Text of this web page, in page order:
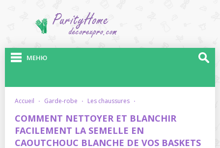
МЕНЮ
accueil · garde-robe · les chaussures ·
COMMENT NETTOYER ET BLANCHIR
FACILEMENT LA SEMELLE EN
CAOUTCHOUC BLANCHE DE VOS BASKETS